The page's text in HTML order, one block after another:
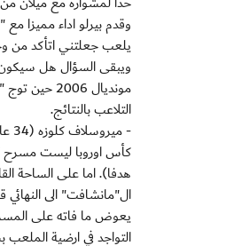
وقدم بيرلو اداء مميزا
يلعب جعلتني اتأكد من
ويبقى السؤال هل سيكون
مونديال
التلاعب بالنتائج.
- ميروسلاف كلوزه (34 عاما في 9 حزيران/يونيو):
يعوض ما فاته على